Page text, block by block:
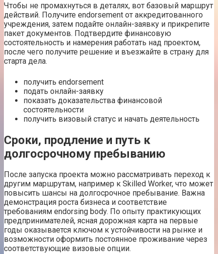
Чтобы не промахнуться в деталях, вот базовый маршрут
действий. Получите endorsement от аккредитованного
учреждения, затем подайте онлайн-заявку и прикрепите
пакет документов. Подтвердите финансовую
состоятельность и намерения работать над проектом,
после чего получите решение и въезжайте в страну для
старта дела.
получить endorsement
подать онлайн-заявку
показать доказательства финансовой
состоятельности
получить визовый статус и начать деятельность
Сроки, продление и путь к
долгосрочному пребыванию
После запуска проекта можно рассматривать переход к
другим маршрутам, например к Skilled Worker, что может
повысить шансы на долгосрочное пребывание. Важна
демонстрация роста бизнеса и соответствие
требованиям endorsing body. По опыту практикующих
предпринимателей, ясная дорожная карта на первые
годы оказывается ключом к устойчивости на рынке и
возможности оформить постоянное проживание через
соответствующие визовые опции.